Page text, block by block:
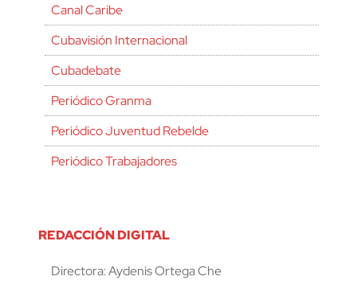
Canal Caribe
Cubavisión Internacional
Cubadebate
Periódico Granma
Periódico Juventud Rebelde
Periódico Trabajadores
REDACCIÓN DIGITAL
Directora: Aydenis Ortega Che